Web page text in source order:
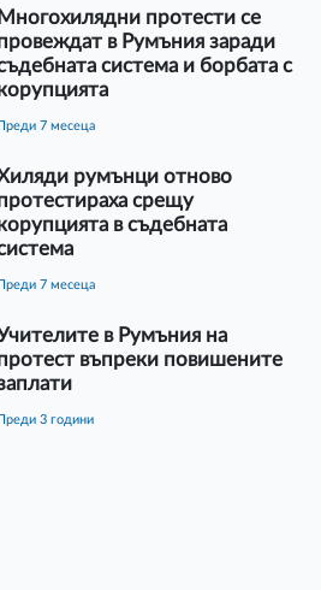
Многохилядни протести се
в Румъния заради
система и борбата с
преди 7 месеца
румънци отново
срещу
в съдебната
преди 7 месеца
в Румъния на
въпреки повишените
преди 3 години